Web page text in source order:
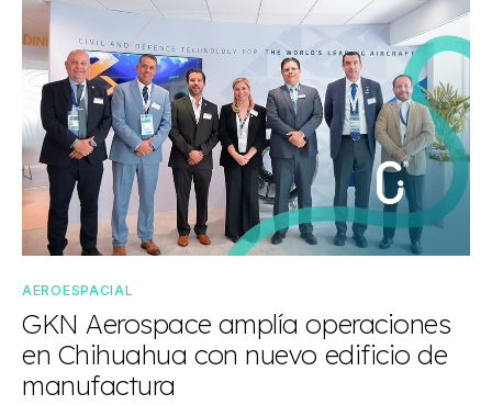
AEROESPACIAL
GKN Aerospace amplía operaciones
en Chihuahua con nuevo edificio de
manufactura